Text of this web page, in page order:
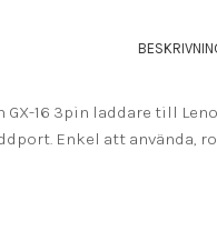
16 3pin laddare till
Enkel att använda,